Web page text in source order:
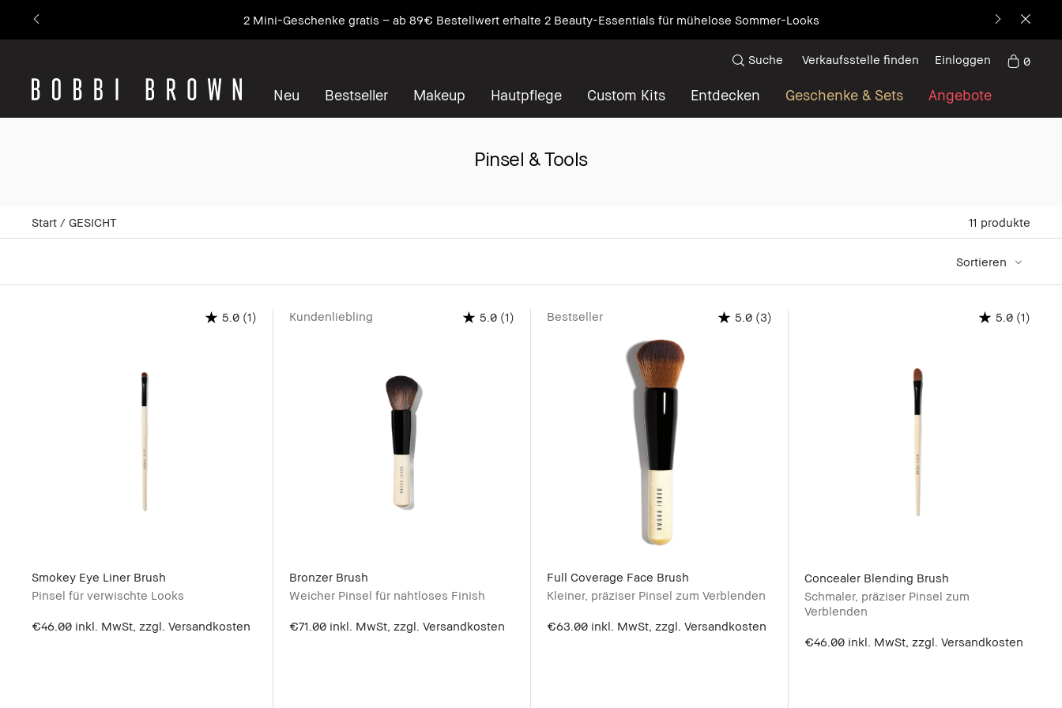
Unsere Nr. 1 Ikone – wo Pflege auf Primer trifft. NEU Vitamin Enriched Face Base+Entdecke die neue Ikone
Neu Bestseller Makeup Hautpflege Custom Kits Entdecken Geschenke & Sets Angebote
Suche Verkaufsstelle finden Einloggen 0
Pinsel & Tools
Start GESICHT 11 produkte
Sortieren
Smokey Eye Liner Brush
Pinsel für verwischte Looks
5.0 (1)
€46.00 inkl. MwSt, zzgl. Versandkosten
Kundenliebling
Bronzer Brush
Weicher Pinsel für nahtloses Finish
5.0 (1)
€71.00 inkl. MwSt, zzgl. Versandkosten
Bestseller
Full Coverage Face Brush
Kleiner, präziser Pinsel zum Verblenden
5.0 (3)
€63.00 inkl. MwSt, zzgl. Versandkosten
Concealer Blending Brush
Schmaler, präziser Pinsel zum
Verblenden
5.0 (1)
€46.00 inkl. MwSt, zzgl. Versandkosten